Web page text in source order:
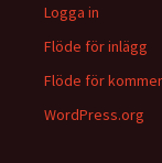
Logga in
Flöde för inlägg
Flöde för
WordPress.org